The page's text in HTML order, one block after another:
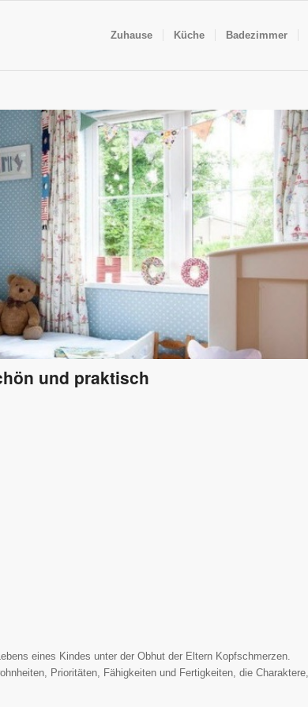
Zuhause Küche Badezimmer
und praktisch
eines Kindes unter der Obhut der Eltern Kopfschmerzen.
Prioritäten, Fähigkeiten und Fertigkeiten, die Charaktere,